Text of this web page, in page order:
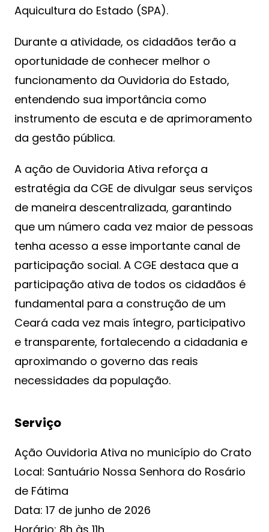
Aquicultura do Estado (SPA).
Durante a atividade, os cidadãos terão a
oportunidade de conhecer melhor o
funcionamento da Ouvidoria do Estado,
entendendo sua importância como
instrumento de escuta e de aprimoramento
da gestão pública.
A ação de Ouvidoria Ativa reforça a
estratégia da CGE de divulgar seus serviços
de maneira descentralizada, garantindo
que um número cada vez maior de pessoas
tenha acesso a esse importante canal de
participação social. A CGE destaca que a
participação ativa de todos os cidadãos é
fundamental para a construção de um
Ceará cada vez mais íntegro, participativo
e transparente, fortalecendo a cidadania e
aproximando o governo das reais
necessidades da população.
Serviço
Ação Ouvidoria Ativa no município do Crato
Local: Santuário Nossa Senhora do Rosário
de Fátima
Data: 17 de junho de 2026